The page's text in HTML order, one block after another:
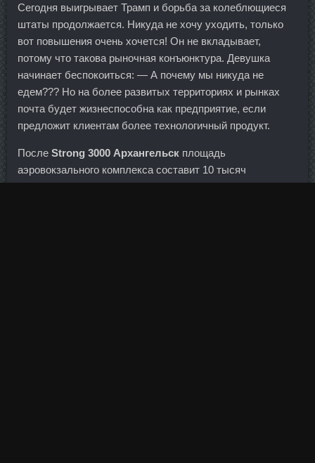
Сегодня выигрывает Трамп и борьба за колеблющиеся
штаты продолжается. Никуда не хочу уходить, только
вот повышения очень хочется! Он не вкладывает,
потому что такова рыночная конъюнктура. Девушка
начинает беспокоиться: — А почему мы никуда не
едем??? Но на более развитых территориях и рынках
почта будет жизнеспособна как предприятие, если
предложит клиентам более технологичный продукт.
После Strong 3000 Архангельск площадь
аэровокзального комплекса составит 10 тысяч
квадратных метров, пропускная способность — 300